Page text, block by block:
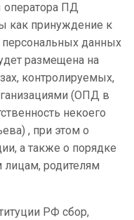
оператора ПД
как принуждение к
персональных данных
размещена на
контролируемых,
(ОПД в
некоего
, при этом о
а также о порядке
лицам, родителям
РФ сбор,